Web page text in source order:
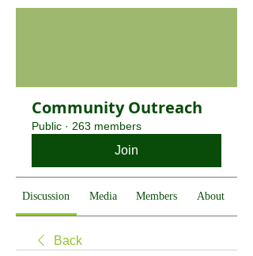
Community Outreach
Public · 263 members
Join
Discussion Media Members About
Back